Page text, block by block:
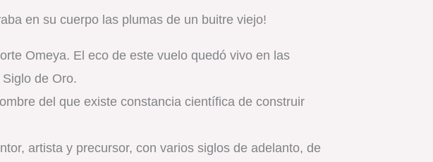
en su cuerpo las plumas de un buitre viejo!
Omeya. El eco de este vuelo quedó vivo en las
de Oro.
del que existe constancia científica de construir
artista y precursor, con varios siglos de adelanto, de